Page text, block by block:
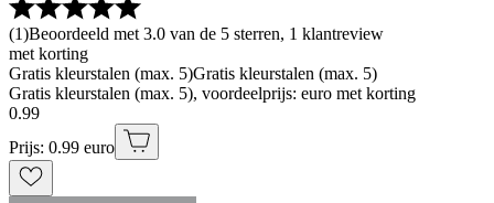
(1)Beoordeeld met 3.0 van de 5 sterren, 1 klantreview
met korting
Gratis kleurstalen (max. 5)Gratis kleurstalen (max. 5)
Gratis kleurstalen (max. 5), voordeelprijs: euro met korting
0.99
Prijs: 0.99 euro